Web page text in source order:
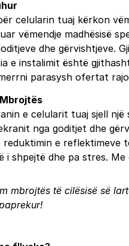
celularin tuaj kërkon
vëmendje madhësisë
dhe gërvishtjeve.
e instalimit është
parasysh ofertat
e celularit tuaj sjell
nga goditjet dhe
e
i shpejtë dhe pa stres.
mbrojtës të cilësisë së